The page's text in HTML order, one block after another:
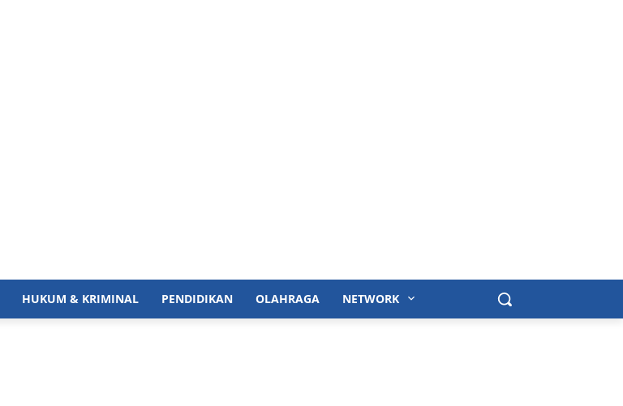
HUKUM & KRIMINAL PENDIDIKAN OLAHRAGA NETWORK